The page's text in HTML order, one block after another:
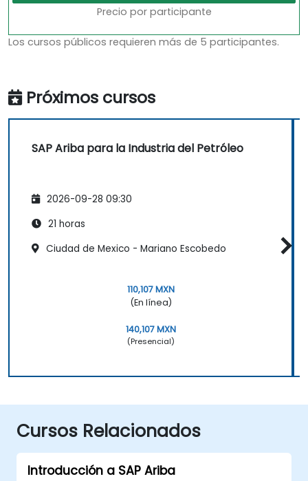
Precio por participante
Los cursos públicos requieren más de 5 participantes.
Próximos cursos
SAP Ariba para la Industria del Petróleo
2026-09-28 09:30
21 horas
Ciudad de Mexico - Mariano Escobedo
110,107 MXN
(En línea)
140,107 MXN
(Presencial)
Cursos Relacionados
Introducción a SAP Ariba